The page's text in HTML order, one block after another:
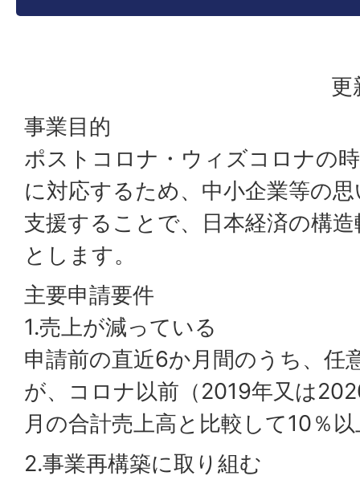
更
事業目的
ポストコロナ・ウィズコロナの
に対応するため、中小企業等の
支援することで、日本経済の構
とします。
主要申請要件
1.売上が減っている
申請前の直近6か月間のうち、任
が、コロナ以前（2019年又は
月の合計売上高と比較して10％
2.事業再構築に取り組む